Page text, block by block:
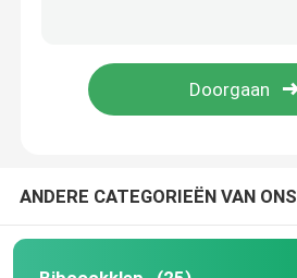
Urinal flush-klep
ANDERE CATEGORIEËN VAN ONS